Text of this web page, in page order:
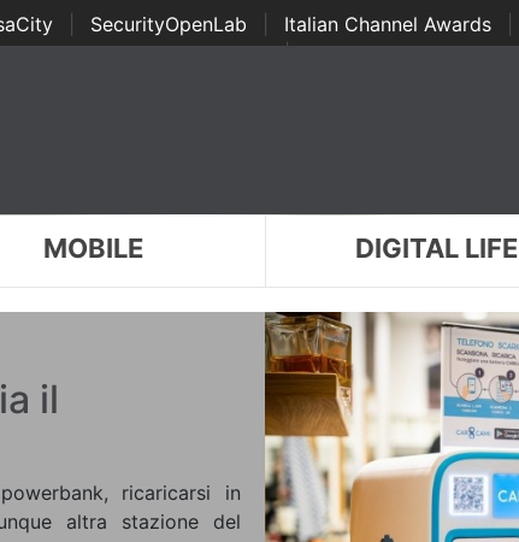
SecurityOpenLab Italian Channel Awards
Awards | ...
MOBILE DIGITAL LIFE
il
ricaricarsi in
altra stazione del